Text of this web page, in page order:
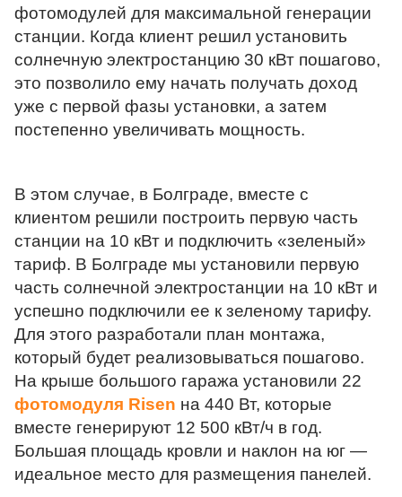
фотомодулей для максимальной генерации
станции. Когда клиент решил установить
солнечную электростанцию 30 кВт пошагово,
это позволило ему начать получать доход
уже с первой фазы установки, а затем
постепенно увеличивать мощность.
В этом случае, в Болграде, вместе с
клиентом решили построить первую часть
станции на 10 кВт и подключить «зеленый»
тариф. В Болграде мы установили первую
часть солнечной электростанции на 10 кВт и
успешно подключили ее к зеленому тарифу.
Для этого разработали план монтажа,
который будет реализовываться пошагово.
фотомодуля Risen на 440 Вт, которые
вместе генерируют 12 500 кВт/ч в год.
Большая площадь кровли и наклон на юг —
идеальное место для размещения панелей.